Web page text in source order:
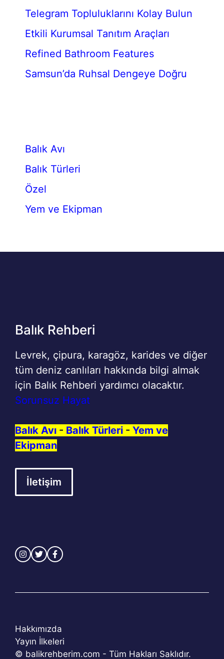
Telegram Topluluklarını Kolay Bulun
Etkili Kurumsal Tanıtım Araçları
Refined Bathroom Features
Samsun’da Ruhsal Dengeye Doğru
Balık Avı
Balık Türleri
Özel
Yem ve Ekipman
Balık Rehberi
Levrek, çipura, karagöz, karides ve diğer
tüm deniz canlıları hakkında bilgi almak
için Balık Rehberi yardımcı olacaktır.
Sorunsuz Hayat
Balık Avı - Balık Türleri - Yem ve
Ekipman
İletişim
© balikrehberim.com - Tüm Hakları Saklıdır.
Hakkımızda
Yayın İlkeleri